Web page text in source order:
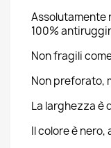
Assolutamente
100%
Non fragili
Non preforato,
La larghezza è
Il colore è